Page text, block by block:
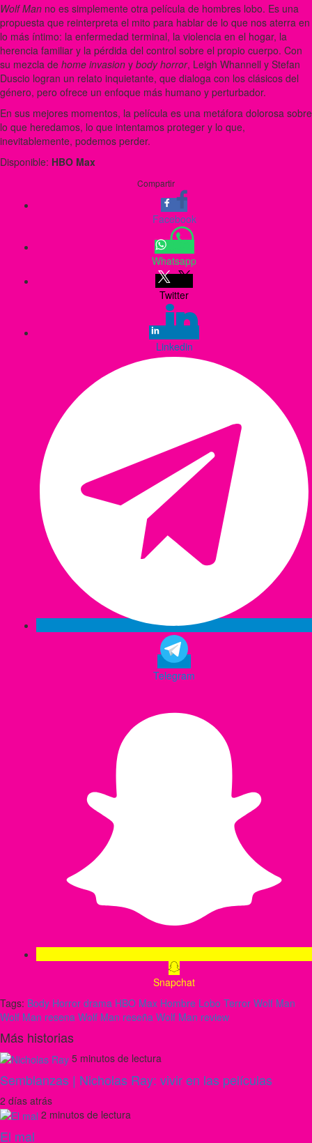
Wolf Man no es simplemente otra película de hombres lobo. Es una
propuesta que reinterpreta el mito para hablar de lo que nos aterra en
lo más íntimo: la enfermedad terminal, la violencia en el hogar, la
herencia familiar y la pérdida del control sobre el propio cuerpo. Con
su mezcla de home invasion y body horror, Leigh Whannell y Stefan
Duscio logran un relato inquietante, que dialoga con los clásicos del
género, pero ofrece un enfoque más humano y perturbador.
En sus mejores momentos, la película es una metáfora dolorosa sobre
lo que heredamos, lo que intentamos proteger y lo que,
inevitablemente, podemos perder.
Disponible: HBO Max
Compartir
Facebook
Whatsapp
Twitter
Linkedin
Telegram
Snapchat
Tags: Body Horror drama HBO Max Hombre Lobo Terror Wolf Man
Wolf Man resena Wolf Man reseña Wolf Man review
Más historias
5 minutos de lectura
Semblanzas | Nicholas Ray: vivir en las películas
2 días atrás
2 minutos de lectura
El mal